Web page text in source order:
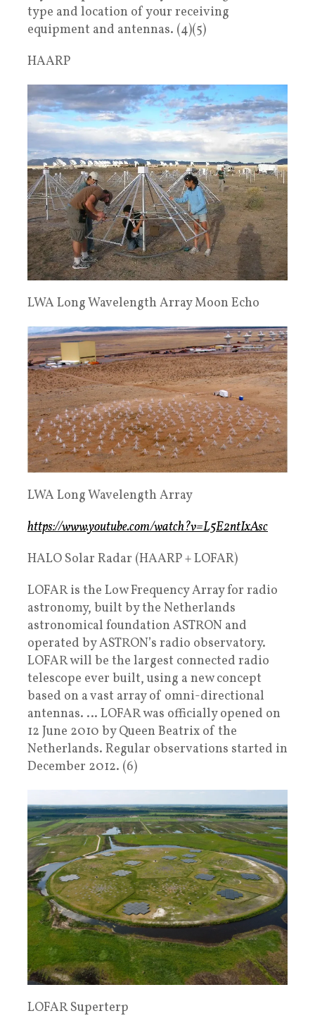
type and location of your receiving
equipment and antennas. (4)(5)
HAARP
LWA Long Wavelength Array Moon Echo
LWA Long Wavelength Array
https://www.youtube.com/watch?v=L5E2ntIxAsc
HALO Solar Radar (HAARP + LOFAR)
LOFAR is the Low Frequency Array for radio
astronomy, built by the Netherlands
astronomical foundation ASTRON and
operated by ASTRON’s radio observatory.
LOFAR will be the largest connected radio
telescope ever built, using a new concept
based on a vast array of omni-directional
antennas. … LOFAR was officially opened on
12 June 2010 by Queen Beatrix of the
Netherlands. Regular observations started in
December 2012. (6)
LOFAR Superterp